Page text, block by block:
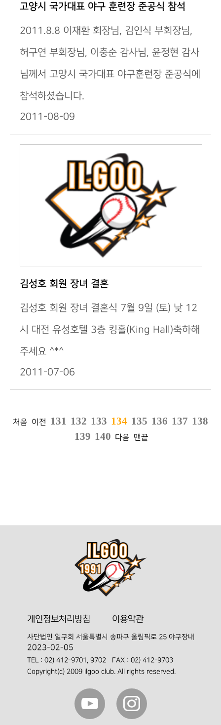
고양시 국가대표 야구 훈련장 준공식 참석
2011.8.8 이재환 회장님, 김인식 부회장님,
허구연 부회장님, 이충순 감사님, 윤정현 감사
님께서 고양시 국가대표 야구훈련장 준공식에
참석하셨습니다.
2011-08-09
김성호 회원 장녀 결혼
김성호 회원 장녀 결혼식 7월 9일 (토) 낮 12
시 대전 유성호텔 3층 킹홀(King Hall)축하해
주세요 ^*^
2011-07-06
처음 이전 131 132 133 134 135 136 137 138
139 140 다음 맨끝
개인정보처리방침 이용약관
사단법인 일구회 서울특별시 송파구 올림픽로 25 야구장내
2023-02-05
TEL : 02) 412-9701, 9702
FAX : 02) 412-9703
Copyright(c) 2009 ilgoo club. All rights reserved.